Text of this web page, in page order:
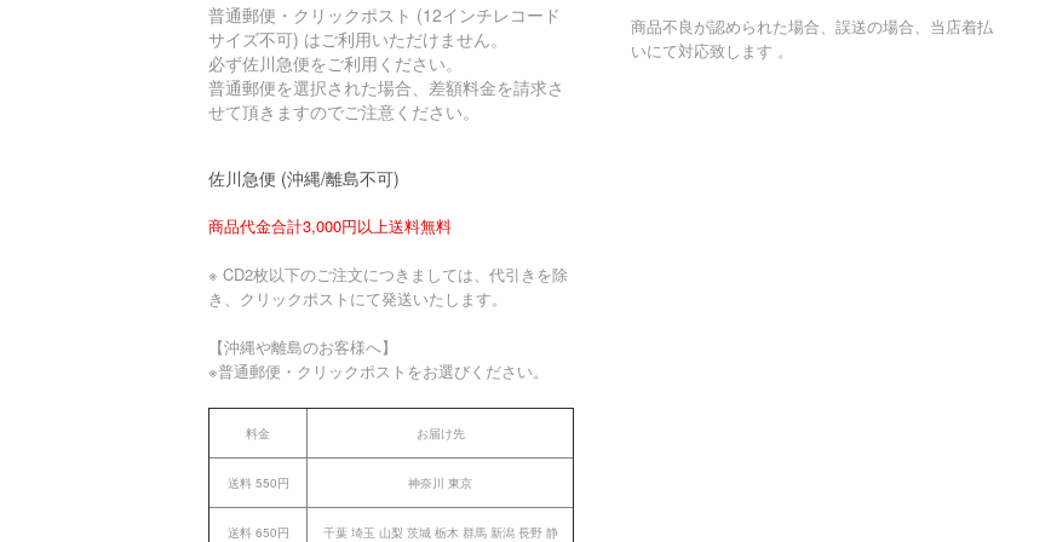
普通郵便・クリックポスト (12インチレコード
サイズ不可) はご利用いただけません。
必ず佐川急便をご利用ください。
普通郵便を選択された場合、差額料金を請求さ
せて頂きますのでご注意ください。
佐川急便 (沖縄/離島不可)
商品代金合計3,000円以上送料無料
※ CD2枚以下のご注文につきましては、代引きを除
き、クリックポストにて発送いたします。
【沖縄や離島のお客様へ】
※普通郵便・クリックポストをお選びください。
料金 お届け先
送料 550円 神奈川 東京
送料 650円
千葉 埼玉 山梨 茨城 栃木 群馬 新潟 長野 静
商品不良が認められた場合、誤送の場合、当店着払
いにて対応致します 。